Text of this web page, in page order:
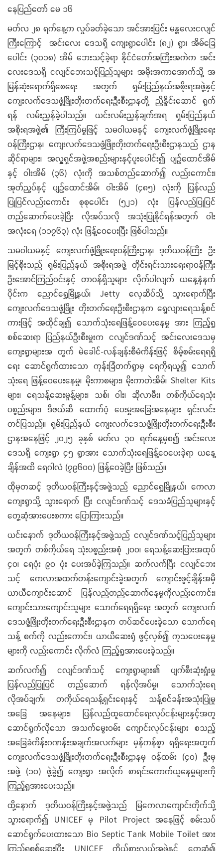
နေပြည်တော် မေ ၁၆
မတ်လ ၂၈ ရက်နေ့က လှုပ်ခတ်ခဲ့သော အင်အားပြင်း မန္တလေးငလျင်
ကြီးကြောင့် အင်းလေး ဒေသရှိ ကျေးရွာပေါင်း (၈၂) ရွာ၊ အိမ်ခြေ
ပေါင်း (၃၀၁၈) အိမ် ဘေးသင့်ခဲ့ရာ နိုင်ငံတော်အကြီးအကဲက အင်း
လေးဒေသရှိ ငလျင်ဘေးသင့်ပြည်သူများ အမိုးအကာအောက်သို့ အ
မြန်ဆုံးရောက်ရှိစေရေး အတွက် ရှမ်းပြည်နယ်အစိုးရအဖွဲ့နှင့်
ကျေးလက်ဒေသဖွံ့ဖြိုးတိုးတက်ရေးဦးစီးဌာနတို့ ညှိနှိုင်းဆောင် ရွက်
ရန် လမ်းညွှန်ခဲ့ပါသည်။ ယင်းလမ်းညွှန်ချက်အရ ရှမ်းပြည်နယ်
အစိုးရအဖွဲ့၏ ကြီးကြပ်မှုဖြင့် သမဝါယမနှင့် ကျေးလက်ဖွံ့ဖြိုးရေး
ဝန်ကြီးဌာန၊ ကျေးလက်ဒေသဖွံ့ဖြိုးတိုးတက်ရေးဦးစီးဌာနသည် ဌာန
ဆိုင်ရာများ၊ အလှူရှင်အဖွဲ့အစည်းများနှင့်ပူးပေါင်း၍ ပျဉ်ထောင်အိမ်
နှင့် ဝါးအိမ် (၃၆) လုံးကို အသစ်တည်ဆောက်၍ လည်းကောင်း၊
အုတ်ညှပ်နှင့် ပျဉ်ထောင်အိမ်၊ ဝါးအိမ် (၄၈၅) လုံးကို ပြန်လည်
ပြုပြင်လည်းကောင်း စုစုပေါင်း (၅၂၁) လုံး ပြန်လည်ပြုပြင်
တည်ဆောက်ပေးခဲ့ပြီး လိုအပ်သလို အသုံးပြုနိုင်ရန်အတွက် ဝါး
အလုံးရေ (၁၁၇၆၃) လုံး ဖြန့်ဝေပေးပြီး ဖြစ်ပါသည်။
သမဝါယမနှင့် ကျေးလက်ဖွံ့ဖြိုးရေးဝန်ကြီးဌာန၊ ဒုတိယဝန်ကြီး ဦး
မြင့်စိုးသည် ရှမ်းပြည်နယ် အစိုးရအဖွဲ့ တိုင်းရင်းသားရေးရာဝန်ကြီး
ဦးအောင်ကြည်ဝင်းနှင့် တာဝန်ရှိသူများ လိုက်ပါလျက် ယနေ့နံနက်
ပိုင်းက ညောင်ရွှေမြို့နယ်၊ Jetty လှေဆိပ်သို့ သွားရောက်ပြီး
ကျေးလက်ဒေသဖွံ့ဖြိုး တိုးတက်ရေးဦးစီးဌာနက ရွေ့လျားရေသန့်စင်
ကားဖြင့် အထိုင်ချ၍ သောက်သုံးရေဖြန့်ဝေပေးနေမှု အား ကြည့်ရှု
စစ်ဆေးရာ ပြည်နယ်ဦးစီးမှူးက ငလျင်ဒဏ်သင့် အင်းလေးဒေသမှ
ကျေးရွာများအ တွက် မဲခေါင်-လန်ချန်းစီမံကိန်းဖြင့် စိမ့်စမ်းရေရရှိ
ရေး ဆောင်ရွက်ထားသော ကုန်းခြံတက်ရွာမှ ရေကိုရယူ၍ သောက်
သုံးရေ ဖြန့်ဝေပေးနေမှု၊ မိုးကာစများ၊ မိုးကာတဲအိမ်၊ Shelter Kits
များ၊ ရေသန့်ဆေးမှုန့်များ၊ သစ်၊ ဝါး၊ ဆိုလာမီး၊ တစ်ကိုယ်ရေသုံး
ပစ္စည်းများ၊ ဒီဇယ်ဆီ ထောက်ပံ့ ပေးမှုအခြေအနေများ ရှင်းလင်း
တင်ပြသည်။ ရှမ်းပြည်နယ် ကျေးလက်ဒေသဖွံ့ဖြိုးတိုးတက်ရေးဦးစီး
ဌာနအနေဖြင့် ၂၀၂၅ ခုနှစ် မတ်လ ၃၀ ရက်နေ့မှစ၍ အင်းလေး
ဒေသရှိ ကျေးရွာ ၄၅ ရွာအား သောက်သုံးရေဖြန့်ဝေပေးခဲ့ရာ ယနေ့
ချိန်အထိ ရေဂါလံ (၇၉၆၀၀) ဖြန့်ဝေခဲ့ပြီး ဖြစ်သည်။
ထိုမှတဆင့် ဒုတိယဝန်ကြီးနှင့်အဖွဲ့သည် ညောင်ရွှေမြို့နယ်၊ ကေလာ
ကျေးရွာသို့ သွားရောက် ပြီး ငလျင်ဒဏ်သင့် ဒေသခံပြည်သူများနှင့်
တွေ့ဆုံအားပေးစကား ပြောကြားသည်။
ယင်းနောက် ဒုတိယဝန်ကြီးနှင့်အဖွဲ့သည် ငလျင်ဒဏ်သင့်ပြည်သူများ
အတွက် တစ်ကိုယ်ရေ သုံးပစ္စည်းအစုံ ၂၀၀၊ ရေသန့်ဆေးပြားအထုပ်
၄၀၊ ရေပုံး ၉၀ ပုံး ပေးအပ်ခဲ့ကြသည်။ ဆက်လက်ပြီး ငလျင်ဘေး
သင့် ကေလာအထက်တန်းကျောင်းခွဲအတွက် ကျောင်းဖွင့်ချိန်အမှီ
ယာယီကျောင်းဆောင် ပြန်လည်တည်ဆောက်နေမှုကိုလည်းကောင်း၊
ကျောင်းသားကျောင်းသူများ သောက်ရေရရှိရေး အတွက် ကျေးလက်
ဒေသဖွံ့ဖြိုးတိုးတက်ရေးဦးစီးဌာနက တပ်ဆင်ပေးခဲ့သော သောက်ရေ
သန့် စက်ကို လည်းကောင်း၊ ယာယီဆေးရုံ ဖွင့်လှစ်၍ ကုသပေးနေမှု
များကို လည်းကောင်း လိုက်လံ ကြည့်ရှုအားပေးခဲ့သည်။
ဆက်လက်၍ ငလျင်ဒဏ်သင့် ကျေးရွာများ၏ ပျက်စီးဆုံးရှုံးမှု
ပြန်လည်ပြုပြင် တည်ဆောက် ရန်လိုအပ်မှု၊ သောက်သုံးရေ
လိုအပ်ချက်၊ တကိုယ်ရေသန့်ရှင်းရေးနှင့် သန့်စင်ခန်းအသုံးပြုမှု
အခြေ အနေများ၊ ပြန်လည်ထူထောင်ရေးလုပ်ငန်းများနှင့်အတူ
ဆောင်ရွက်လိုသော အသက်မွေးဝမ်း ကျောင်းလုပ်ငန်းများ စသည့်
အခြေခံကိန်းဂဏန်းအချက်အလက်များ မှန်ကန်စွာ ရရှိရေးအတွက်
ကျေးလက်ဒေသဖွံ့ဖြိုးတိုးတက်ရေးဦးစီးဌာနမှ ဝန်ထမ်း (၄၀) ဦးမှ
အဖွဲ့ (၁၀) ဖွဲ့ခွဲ၍ ကျေးရွာ အလိုက် စာရင်းကောက်ယူနေမှုများကို
ကြည့်ရှုအားပေးသည်။
ထို့နောက် ဒုတိယဝန်ကြီးနှင့်အဖွဲ့သည် မြကေလာကျောင်းတိုက်သို့
သွားရောက်၍ UNICEF မှ Pilot Project အနေဖြင့် စမ်းသပ်
ဆောင်ရွက်ပေးထားသော Bio Septic Tank Mobile Toilet အား
ကြည့်ရှုစစ်ဆေးပြီး UNICEF ကိုယ်စားလှယ်အဖွဲ့နှင့် တွေ့ဆုံ၍